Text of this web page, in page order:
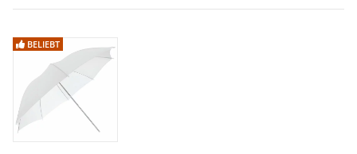
BELIEBT